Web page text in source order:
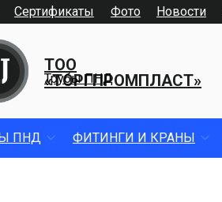
Фото
Сертификаты Новости
ТОО
«ТОРГПРОМПЛАСТ»
Трубы ПНД
ПНД ФИТИНГИ И КРАНЫ